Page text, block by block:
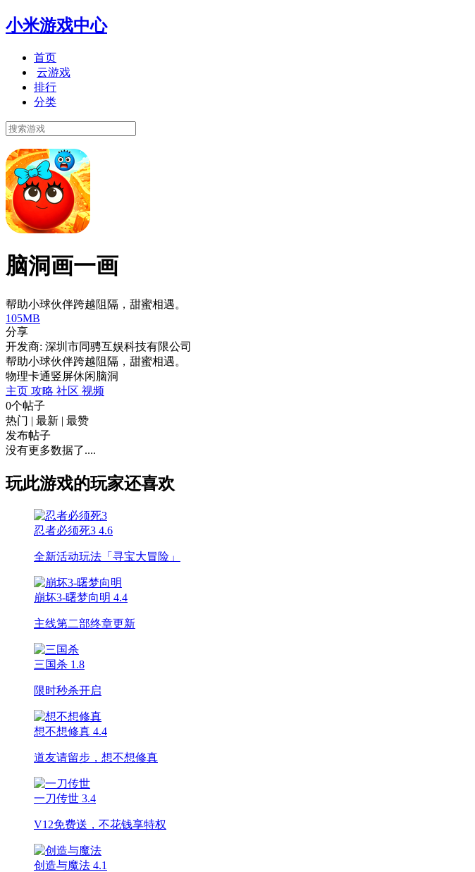
小米游戏中心
首页
云游戏
排行
分类
脑洞画一画
帮助小球伙伴跨越阻隔，甜蜜相遇。
105MB
分享
开发商: 深圳市同骋互娱科技有限公司
帮助小球伙伴跨越阻隔，甜蜜相遇。
物理卡通竖屏休闲脑洞
主页 攻略 社区 视频
0个帖子
热门 | 最新 | 最赞
发布帖子
没有更多数据了....
玩此游戏的玩家还喜欢
忍者必须死3 4.6
全新活动玩法「寻宝大冒险」
崩坏3-曙梦向明 4.4
主线第二部终章更新
三国杀 1.8
限时秒杀开启
想不想修真 4.4
道友请留步，想不想修真
一刀传世 3.4
V12免费送，不花钱享特权
创造与魔法 4.1